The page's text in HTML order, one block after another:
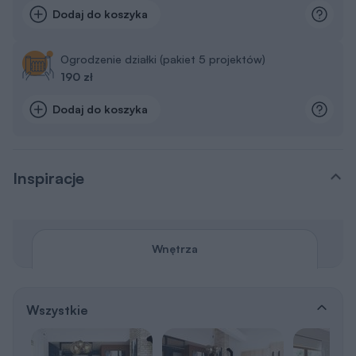
Dodaj do koszyka
Ogrodzenie działki (pakiet 5 projektów)
190 zł
Dodaj do koszyka
Inspiracje
Wnętrza
Wszystkie